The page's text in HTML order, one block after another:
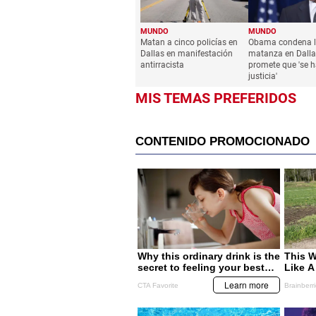
MUNDO
Matan a cinco policías en
Dallas en manifestación
antirracista
MUNDO
Obama condena
matanza en
promete que 'se
justicia'
MIS TEMAS PREFERIDOS